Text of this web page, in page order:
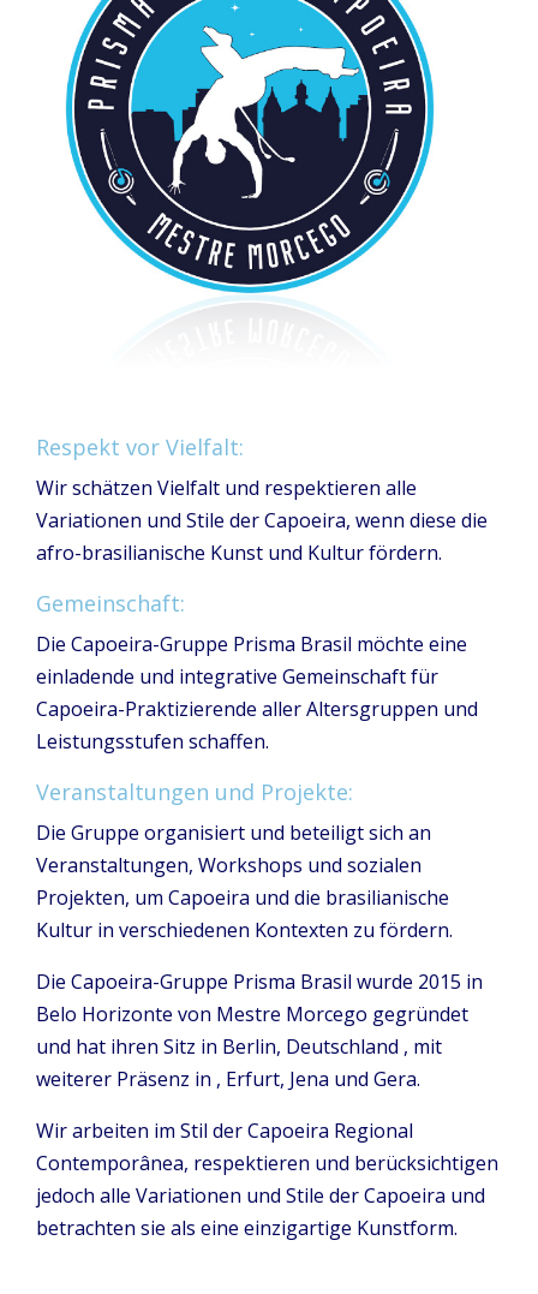
Respekt vor Vielfalt:
Wir schätzen Vielfalt und respektieren alle
Variationen und Stile der Capoeira, wenn diese die
afro-brasilianische Kunst und Kultur fördern.
Gemeinschaft:
Die Capoeira-Gruppe Prisma Brasil möchte eine
einladende und integrative Gemeinschaft für
Capoeira-Praktizierende aller Altersgruppen und
Leistungsstufen schaffen.
Veranstaltungen und Projekte:
Die Gruppe organisiert und beteiligt sich an
Veranstaltungen, Workshops und sozialen
Projekten, um Capoeira und die brasilianische
Kultur in verschiedenen Kontexten zu fördern.
Die Capoeira-Gruppe Prisma Brasil wurde 2015 in
Belo Horizonte von Mestre Morcego gegründet
und hat ihren Sitz in Berlin, Deutschland , mit
weiterer Präsenz in , Erfurt, Jena und Gera.
Wir arbeiten im Stil der Capoeira Regional
Contemporânea, respektieren und berücksichtigen
jedoch alle Variationen und Stile der Capoeira und
betrachten sie als eine einzigartige Kunstform.